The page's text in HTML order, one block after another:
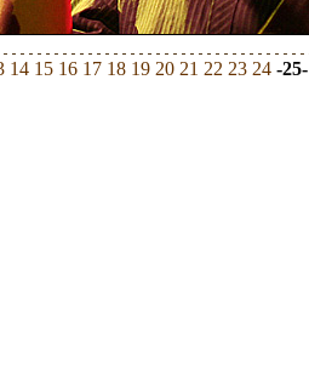
14 15 16 17 18 19 20 21 22 23 24 -25-